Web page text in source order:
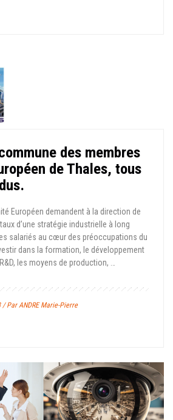
des membres
de Thales, tous
Européen demandent à la direction de
d’une stratégie industrielle à long
salariés au cœur des préoccupations du
dans la formation, le développement
les moyens de production, …
Par ANDRE Marie-Pierre